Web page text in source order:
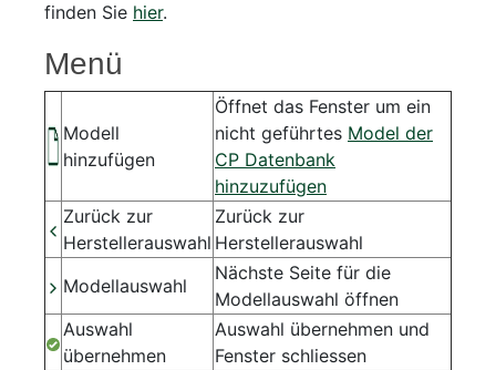
finden Sie hier.
Menü
Modell
hinzufügen
Öffnet das Fenster um ein
nicht geführtes Model der
CP Datenbank
hinzuzufügen
Zurück zur
Herstellerauswahl
Zurück zur
Herstellerauswahl
Modellauswahl
Nächste Seite für die
Modellauswahl öffnen
Auswahl
übernehmen
Auswahl übernehmen und
Fenster schliessen